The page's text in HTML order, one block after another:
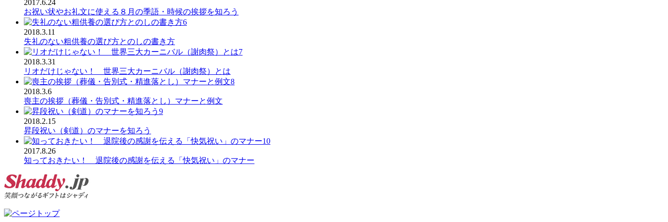
2017.6.24
お祝い状やお礼文に使える８月の季語・時候の挨拶を知ろう
6
2018.3.11
失礼のない粗供養の選び方とのしの書き方
7
2018.3.31
リオだけじゃない！ 世界三大カーニバル（謝肉祭）とは
8
2018.3.6
喪主の挨拶（葬儀・告別式・精進落とし）マナーと例文
9
2018.2.15
昇段祝い（剣道）のマナーを知ろう
10
2017.8.26
知っておきたい！ 退院後の感謝を伝える「快気祝い」のマナー